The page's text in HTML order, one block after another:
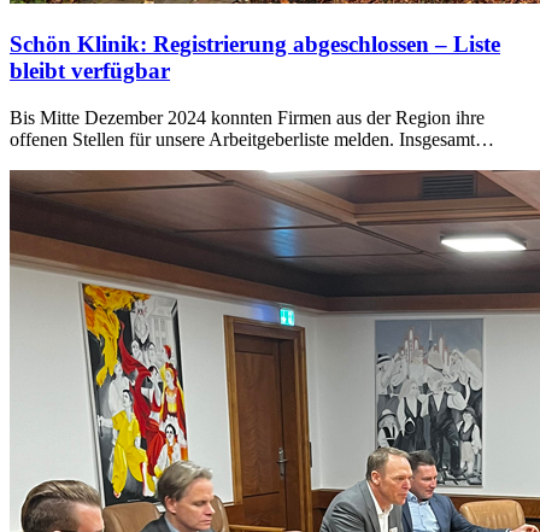
Schön Klinik: Registrierung abgeschlossen – Liste
bleibt verfügbar
Bis Mitte Dezember 2024 konnten Firmen aus der Region ihre
offenen Stellen für unsere Arbeitgeberliste melden. Insgesamt…